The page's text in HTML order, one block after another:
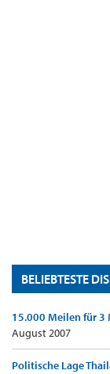
BELIEBTESTE
15.000 Meilen für 3
August 2007
Politische Lage